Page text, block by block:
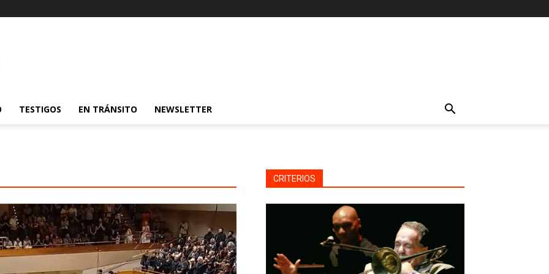
TESTIGOS EN TRÁNSITO NEWSLETTER
CRITERIOS